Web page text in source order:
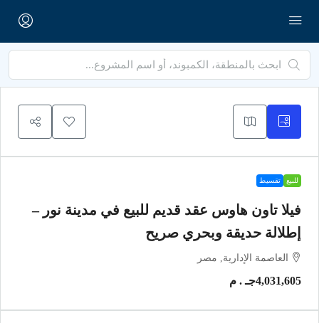
للبيع تقسيط
فيلا تاون هاوس عقد قديم للبيع في مدينة نور –
إطلالة حديقة وبحري صريح
العاصمة الإدارية, مصر
4,031,605جـ . م